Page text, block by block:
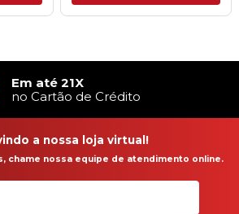
Em até 21X
no Cartão de Crédito
a nossa loja virtual!
chame nossa equipe de atendimento online.